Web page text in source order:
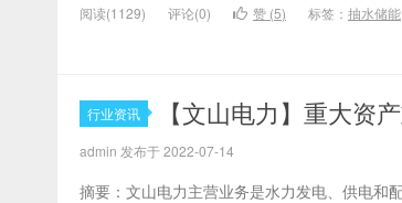
阅读(1129) 评论(0) 赞 (5) 标签： 抽水储能
行业资讯 【文山电力】重大资
admin 发布于 2022-07-14
摘要：文山电力主营业务是水力发电、供电和